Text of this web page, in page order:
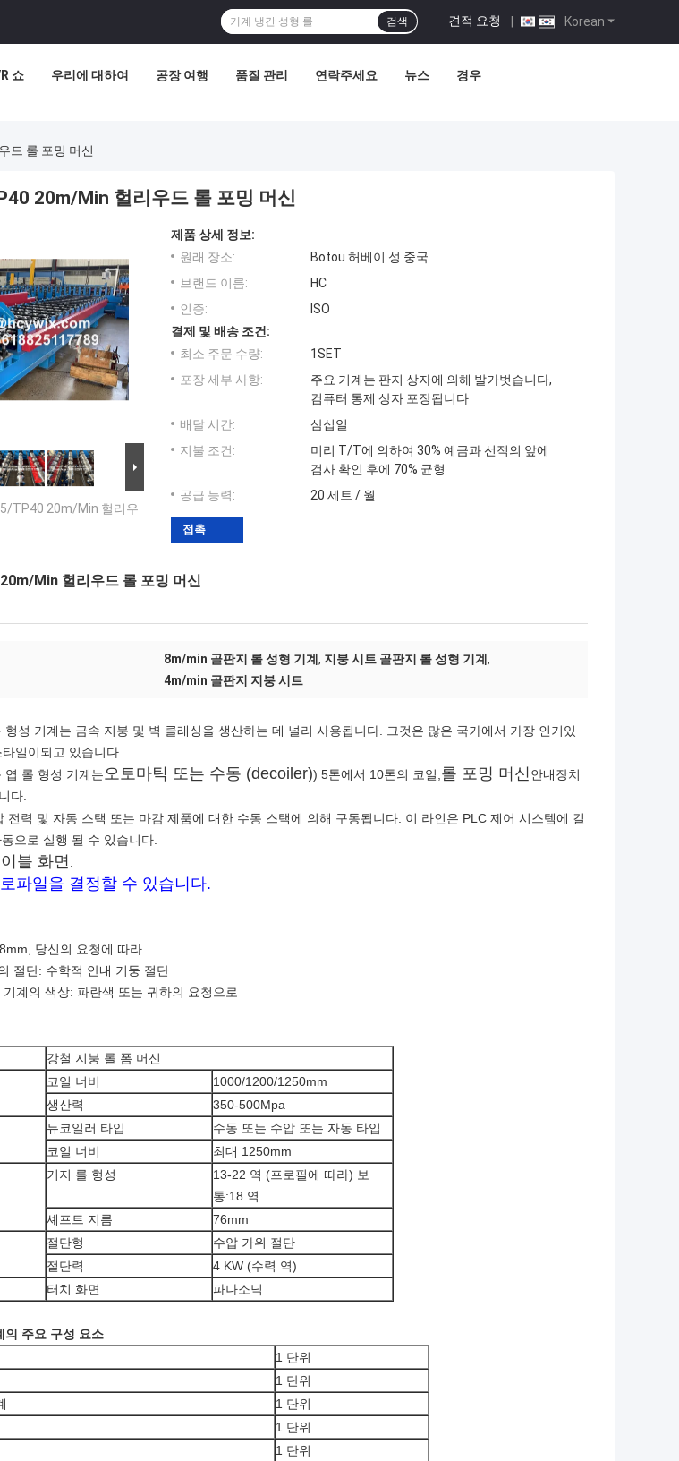
Korean
견적 요청 |
검색
쇼 우리에 대하여 공장 여행 품질 관리 연락주세요 뉴스 경우
드 롤 포밍 머신
20m/Min 헐리우드 롤 포밍 머신
TP40 20m/Min 헐리우
제품 상세 정보:
원래 장소:
Botou 허베이 성 중국
브랜드 이름:
HC
인증:
ISO
결제 및 배송 조건:
최소 주문 수량:
1SET
포장 세부 사항:
주요 기계는 판지 상자에 의해 발가벗습니다,
컴퓨터 통제 상자 포장됩니다
배달 시간:
삼십일
지불 조건:
미리 T/T에 의하여 30% 예금과 선적의 앞에
검사 확인 후에 70% 균형
공급 능력:
20 세트 / 월
접촉
Min 헐리우드 롤 포밍 머신
8m/min 골판지 롤 성형 기계 , 지붕 시트 골판지 롤 성형 기계 ,
4m/min 골판지 지붕 시트
형성 기계는 금속 지붕 및 벽 클래싱을 생산하는 데 널리 사용됩니다. 그것은 많은 국가에서 가장 인기있
일이되고 있습니다.
엽 롤 형성 기계는오토마틱 또는 수동 (decoiler)) 5톤에서 10톤의 코일,롤 포밍 머신안내장치
다.
전력 및 자동 스택 또는 마감 제품에 대한 수동 스택에 의해 구동됩니다. 이 라인은 PLC 제어 시스템에 길
으로 실행 될 수 있습니다.
블 화면.
파일을 결정할 수 있습니다.
당신의 요청에 따라
절단: 수학적 안내 기둥 절단
계의 색상: 파란색 또는 귀하의 요청으로
강철 지붕 롤 폼 머신
코일 너비
1000/1200/1250mm
생산력
350-500Mpa
듀코일러 타입
수동 또는 수압 또는 자동 타입
코일 너비
최대 1250mm
기지 를 형성
13-22 역 (프로필에 따라) 보
통:18 역
셰프트 지름
76mm
절단형
수압 가위 절단
절단력
4 KW (수력 역)
터치 화면 파나소닉
의 주요 구성 요소
1 단위
1 단위
1 단위
1 단위
1 단위